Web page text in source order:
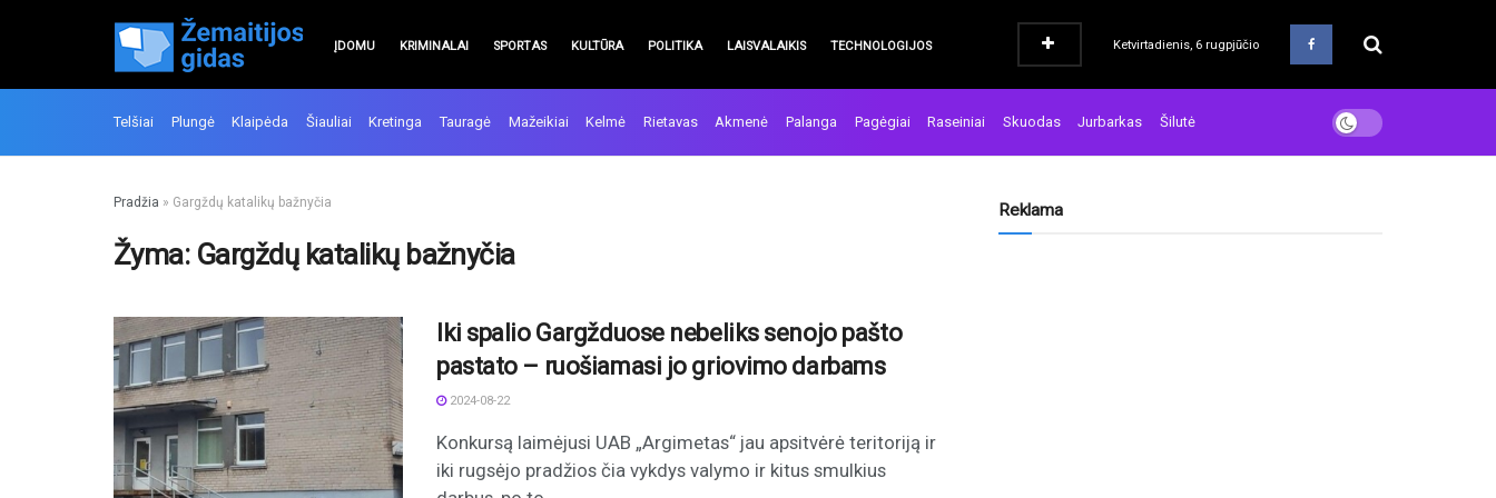
ĮDOMU KRIMINALAI SPORTAS KULTŪRA POLITIKA LAISVALAIKIS TECHNOLOGIJOS Ketvirtadienis, 6 rugpjūčio
Telšiai Plungė Klaipėda Šiauliai Kretinga Tauragė Mažeikiai Kelmė Rietavas Akmenė Palanga Pagėgiai Raseiniai Skuodas Jurbarkas Šilutė
Pradžia » Gargždų katalikų bažnyčia
Žyma: Gargždų katalikų bažnyčia
Iki spalio Gargžduose nebeliks senojo pašto
pastato – ruošiamasi jo griovimo darbams
2024-08-22
Konkursą laimėjusi UAB „Argimetas“ jau apsitvėrė teritoriją ir
iki rugsėjo pradžios čia vykdys valymo ir kitus smulkius
Reklama